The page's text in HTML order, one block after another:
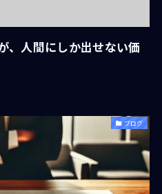
、人間にしか出せない価
ブログ